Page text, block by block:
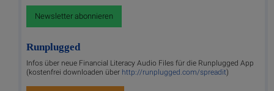
Newsletter abonnieren
Runplugged
Infos über neue Financial Literacy Audio Files für die Runplugged App
(kostenfrei downloaden über http://runplugged.com/spreadit)